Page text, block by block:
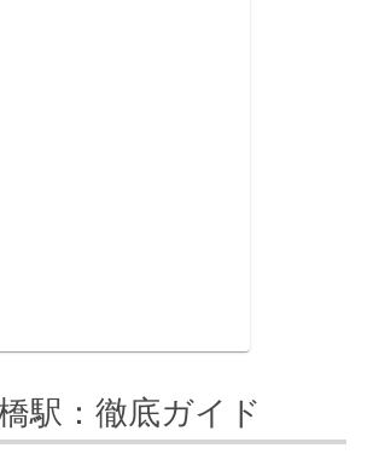
駅：徹底ガイド